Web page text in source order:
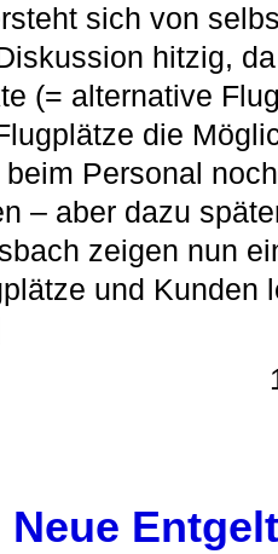
sich von
hitzig,
(= alternative
die
Personal
– aber dazu
zeigen nun
und Kunden